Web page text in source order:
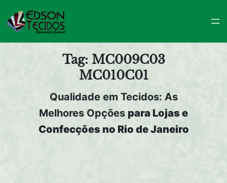
Pular
para
o
Tag: MC009C03
MC010C01
Qualidade em Tecidos: As
Melhores Opções para Lojas e
Confecções no Rio de Janeiro